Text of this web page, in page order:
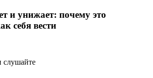
и унижает: почему это
себя вести
слушайте